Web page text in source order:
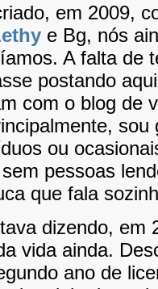
em 2009,
e Bg, nós
A falta de
postando
com o blog de
sou
ou
pessoas
que fala
dizendo, em
vida ainda.
ano de